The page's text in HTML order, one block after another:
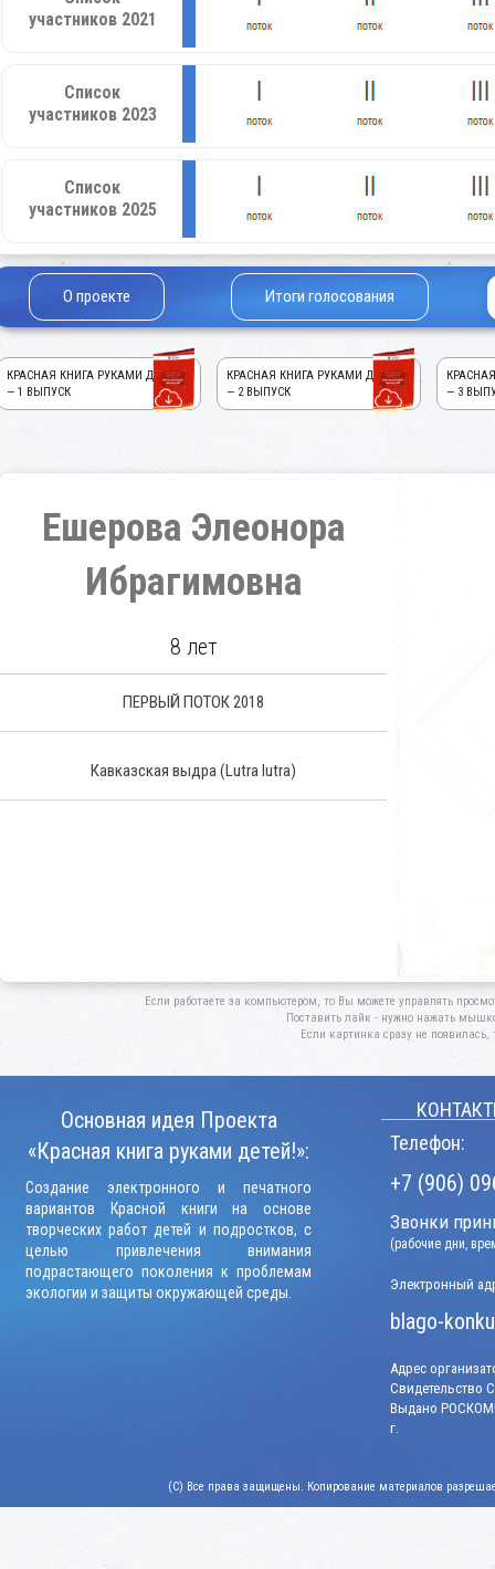
участников 2021
Список
участников 2023
Список
участников 2025
О проекте Итоги голосования
КРАСНАЯ КНИГА РУКАМИ ДЕТЕЙ!
— 1 ВЫПУСК
КРАСНАЯ КНИГА РУКАМИ ДЕТЕЙ!
— 2 ВЫПУСК
— 3
Ешерова Элеонора
Ибрагимовна
8 лет
ПЕРВЫЙ ПОТОК 2018
Кавказская выдра(Lutra lutra)
Если работаете за компьютером, то Вы можете управлять
Поставить лайк - нужно нажать
Если картинка сразу не появилась,
Основная идея Проекта
«Красная книга руками детей!»:
Создание электронного и печатного
вариантов Красной книги на основе
творческих работ детей и подростков, с
целью привлечения внимания
подрастающего поколения к проблемам
экологии и защиты окружающей среды.
Телефон:
+7 (906)
Звонки
(рабочие дни,
Электронный
blago-
Адрес
Свидетельство
Выдано
г.
(C) Все права защищены. Копирование материалов